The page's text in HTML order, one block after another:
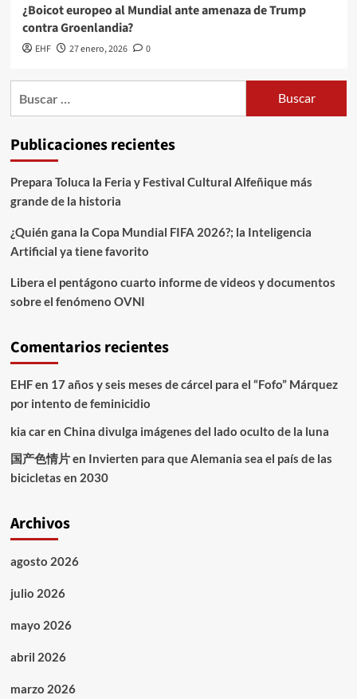
¿Boicot europeo al Mundial ante amenaza de Trump
contra Groenlandia?
EHF 27 enero, 2026 0
Publicaciones recientes
Prepara Toluca la Feria y Festival Cultural Alfeñique más
grande de la historia
¿Quién gana la Copa Mundial FIFA 2026?; la Inteligencia
Artificial ya tiene favorito
Libera el pentágono cuarto informe de videos y documentos
sobre el fenómeno OVNI
Comentarios recientes
EHFen 17 años y seis meses de cárcel para el “Fofo” Márquez
por intento de feminicidio
kia caren China divulga imágenes del lado oculto de la luna
国产色情片en Invierten para que Alemania sea el país de las
bicicletas en 2030
Archivos
agosto 2026
julio 2026
mayo 2026
abril 2026
marzo 2026